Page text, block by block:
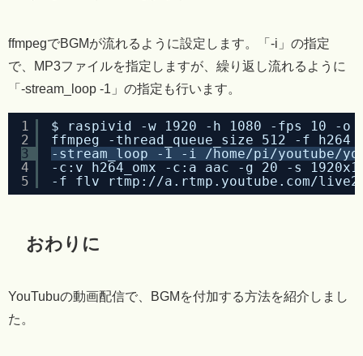
ffmpegでBGMが流れるように設定します。「-i」の指定
で、MP3ファイルを指定しますが、繰り返し流れるように
「-stream_loop -1」の指定も行います。
1
2
3
4
5
$ raspivid -w 1920 -h 1080 -fps 10
ffmpeg -thread_queue_size 512 -f
-stream_loop -1 -i /home/pi/youtube/
-c:v h264_omx -c:a aac -g 20 -s
-f flv rtmp://a.rtmp.youtube.com/live2/
おわりに
YouTubuの動画配信で、BGMを付加する方法を紹介しまし
た。